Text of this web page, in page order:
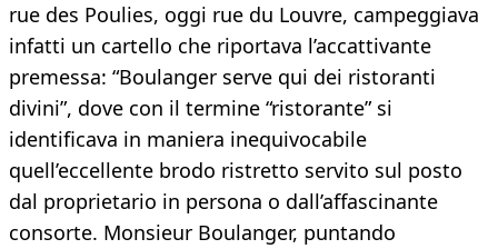
rue des Poulies, oggi rue du Louvre, campeggiava
infatti un cartello che riportava l’accattivante
premessa: “Boulanger serve qui dei ristoranti
divini”, dove con il termine “ristorante” si
identificava in maniera inequivocabile
quell’eccellente brodo ristretto servito sul posto
dal proprietario in persona o dall’affascinante
consorte. Monsieur Boulanger, puntando